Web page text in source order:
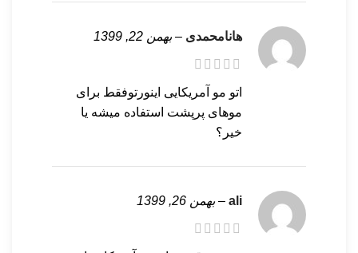
هانامحمدی – بهمن 22, 1399
اتو مو آمریکایی اینورتوفقط برای
موهای پرپشت استفاده میشه یا
خیر؟
ali
– بهمن 26, 1399